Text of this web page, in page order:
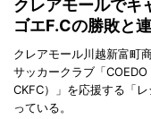
クレアモールで
ゴエF.Cの勝敗と
クレアモール川越新富町
サッカークラブ「
CKFC）」を応援する「
っている。